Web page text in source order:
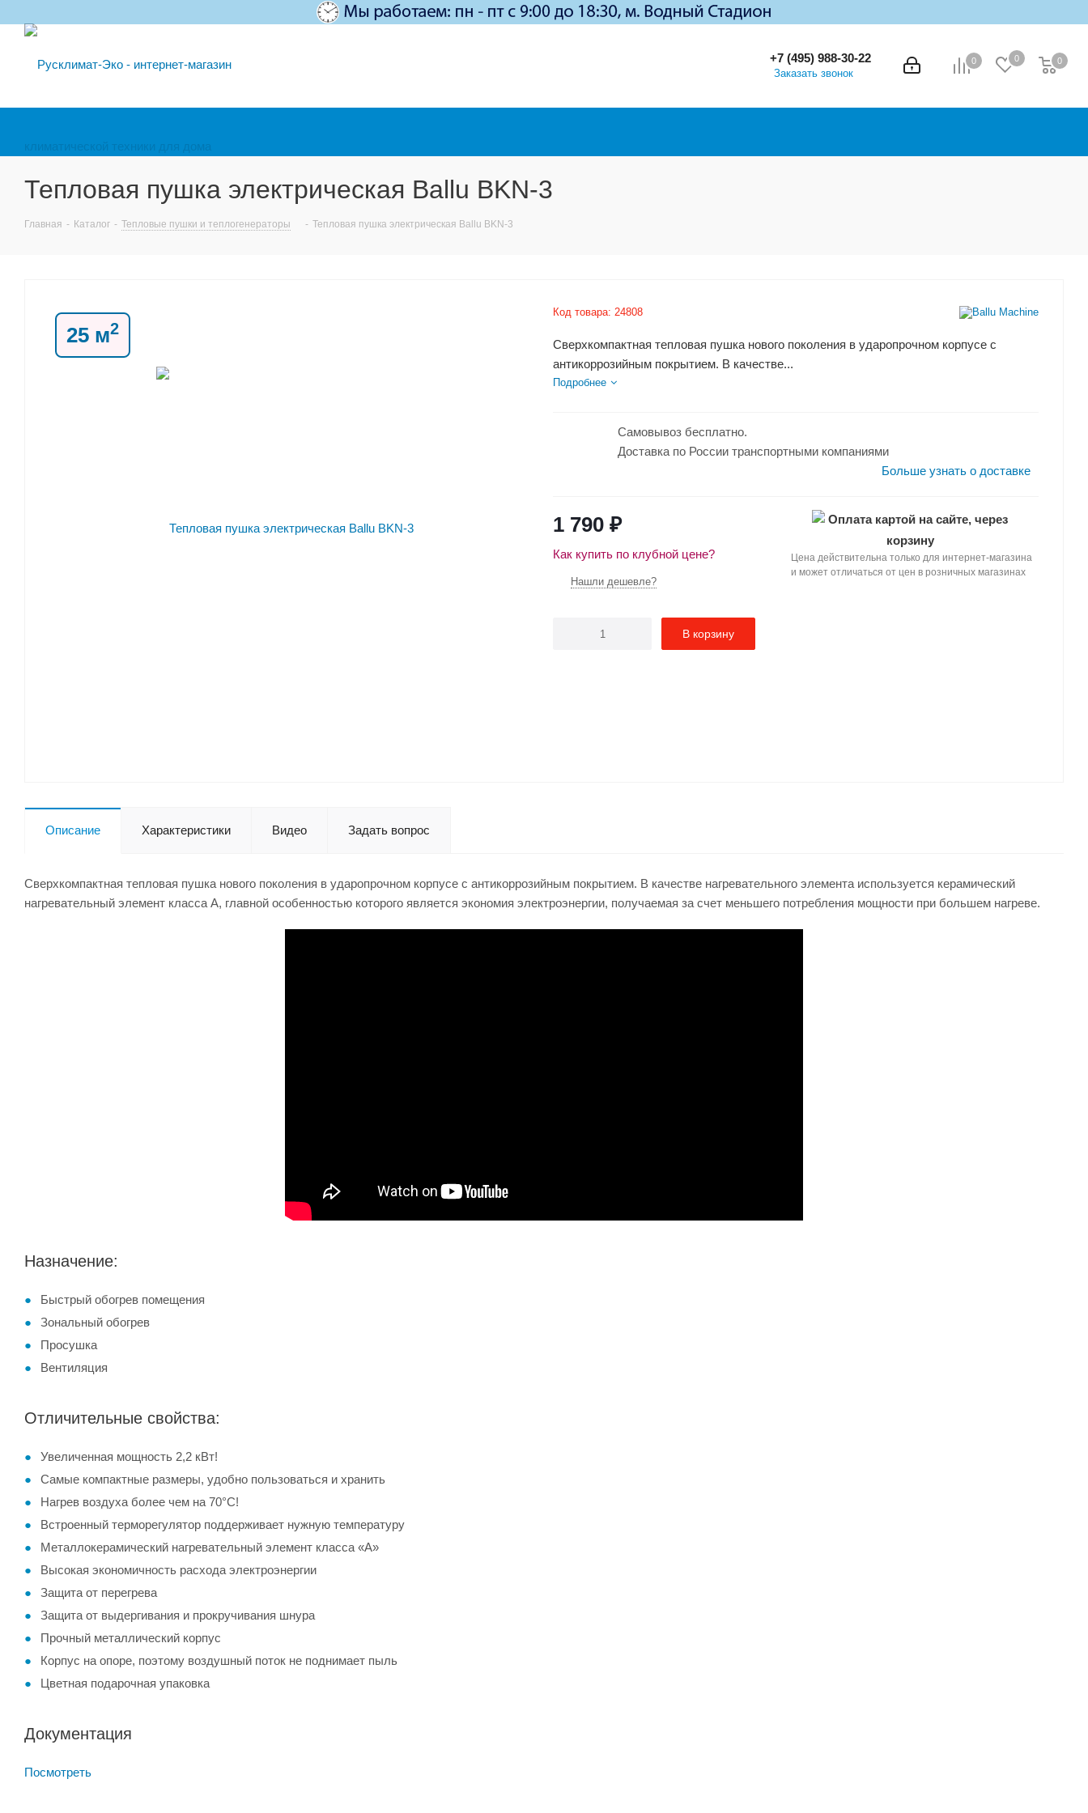
0 0 0
0
+7 (495) 988-30-22
Заказать звонок
Тепловая пушка электрическая Ballu BKN-3
Главная - Каталог - Тепловые пушки и теплогенераторы - Тепловая пушка электрическая Ballu BKN-3
25 м2
Код товара: 24808
Сверхкомпактная тепловая пушка нового поколения в ударопрочном корпусе с
антикоррозийным покрытием. В качестве...
Подробнее
Самовывоз бесплатно.
Доставка по России транспортными компаниями
Больше узнать о доставке
1 790 ₽
Как купить по клубной цене?
Нашли дешевле?
В корзину
Оплата картой на сайте, через
корзину
Цена действительна только для интернет-магазина
и может отличаться от цен в розничных магазинах
Описание Характеристики Видео Задать вопрос
Сверхкомпактная тепловая пушка нового поколения в ударопрочном корпусе с антикоррозийным покрытием. В качестве нагревательного элемента используется керамический
нагревательный элемент класса А, главной особенностью которого является экономия электроэнергии, получаемая за счет меньшего потребления мощности при большем нагреве.
Назначение:
Быстрый обогрев помещения
Зональный обогрев
Просушка
Вентиляция
Отличительные свойства:
Увеличенная мощность 2,2 кВт!
Самые компактные размеры, удобно пользоваться и хранить
Нагрев воздуха более чем на 70°С!
Встроенный терморегулятор поддерживает нужную температуру
Металлокерамический нагревательный элемент класса «А»
Высокая экономичность расхода электроэнергии
Защита от перегрева
Защита от выдергивания и прокручивания шнура
Прочный металлический корпус
Корпус на опоре, поэтому воздушный поток не поднимает пыль
Цветная подарочная упаковка
Документация
Посмотреть